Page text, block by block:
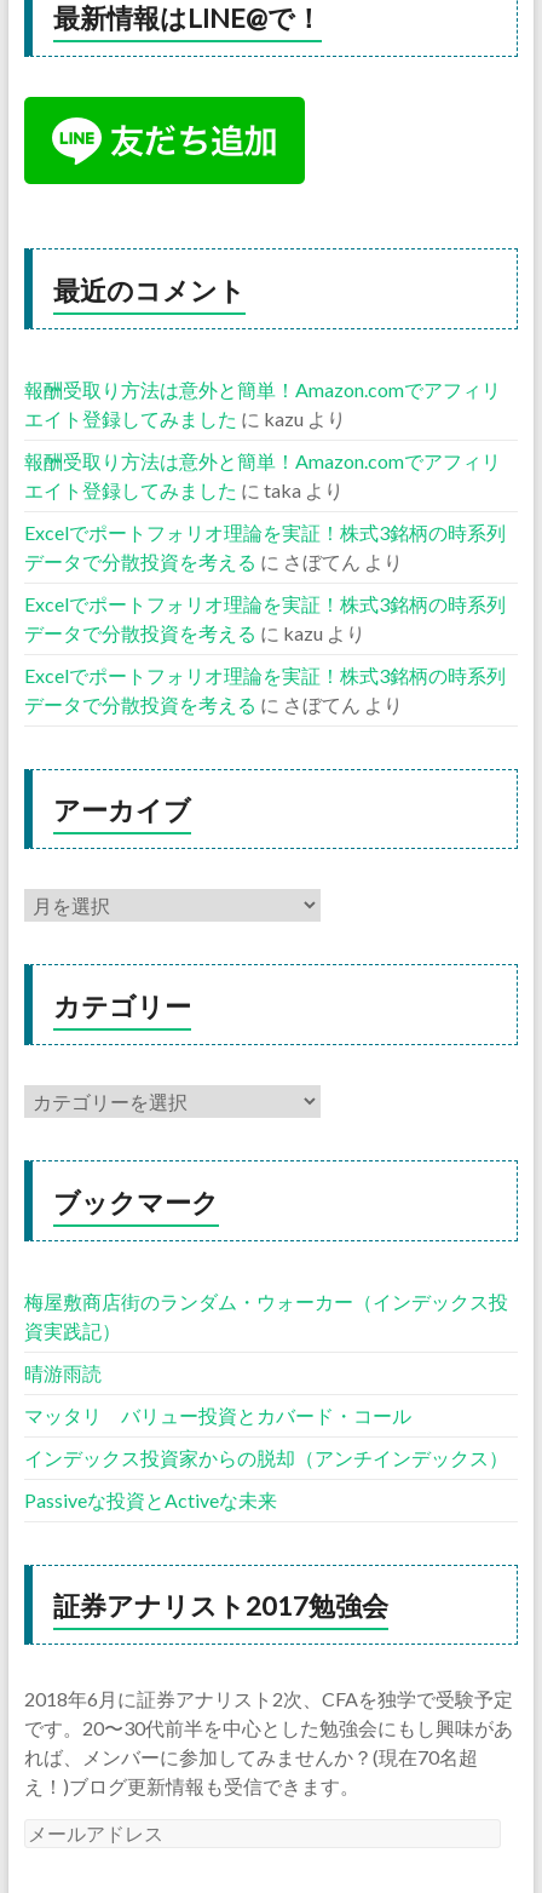
最新情報はLINE@で！
最近のコメント
報酬受取り方法は意外と簡単！Amazon.comでアフィリ
エイト登録してみました に kazu より
報酬受取り方法は意外と簡単！Amazon.comでアフィリ
エイト登録してみました に taka より
Excelでポートフォリオ理論を実証！株式3銘柄の時系列
データで分散投資を考える に さぼてん より
Excelでポートフォリオ理論を実証！株式3銘柄の時系列
データで分散投資を考える に kazu より
Excelでポートフォリオ理論を実証！株式3銘柄の時系列
データで分散投資を考える に さぼてん より
アーカイブ
カテゴリー
ブックマーク
梅屋敷商店街のランダム・ウォーカー（インデックス投
資実践記）
晴游雨読
マッタリ バリュー投資とカバード・コール
インデックス投資家からの脱却（アンチインデックス）
Passiveな投資とActiveな未来
証券アナリスト2017勉強会
2018年6月に証券アナリスト2次、CFAを独学で受験予定
です。20〜30代前半を中心とした勉強会にもし興味があ
れば、メンバーに参加してみませんか？(現在70名超
え！)ブログ更新情報も受信できます。
メ